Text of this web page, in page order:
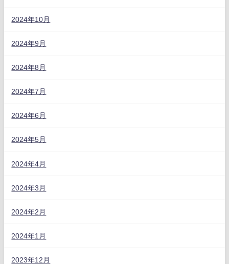
2024年10月
2024年9月
2024年8月
2024年7月
2024年6月
2024年5月
2024年4月
2024年3月
2024年2月
2024年1月
2023年12月